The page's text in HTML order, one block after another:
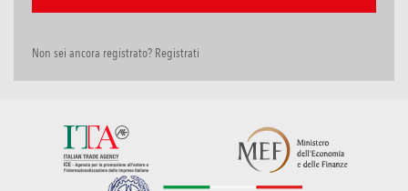
Non sei ancora registrato? Registrati